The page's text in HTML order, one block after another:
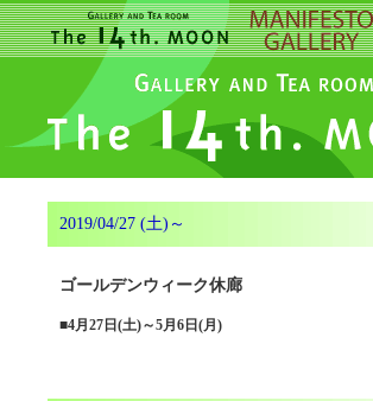
2019/04/27 (土)～
ゴールデンウィーク休廊
■4月27日(土)～5月6日(月)